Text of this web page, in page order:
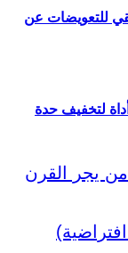
للتعويضات عن
لتخفيف حدة